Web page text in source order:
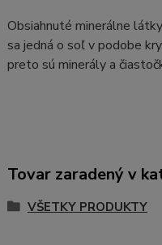
Obsiahnuté minerálne
sa jedná o soľ v podobe
preto sú minerály a
Tovar zaradený v
VŠETKY PRODUKTY